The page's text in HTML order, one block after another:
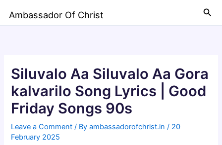
Ambassador Of Christ
Siluvalo Aa Siluvalo Aa Gora
kalvarilo Song Lyrics | Good
Friday Songs 90s
Leave a Comment / Byambassadorofchrist.in/ 20
February 2025